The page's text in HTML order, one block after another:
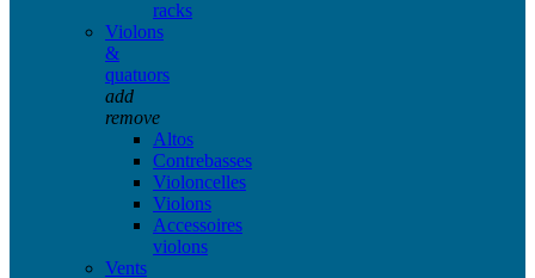
racks
Violons
&
quatuors
add
remove
Altos
Contrebasses
Violoncelles
Violons
Accessoires
violons
Vents